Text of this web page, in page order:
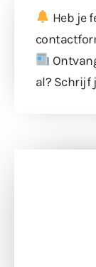
Heb je
al? Schrijf